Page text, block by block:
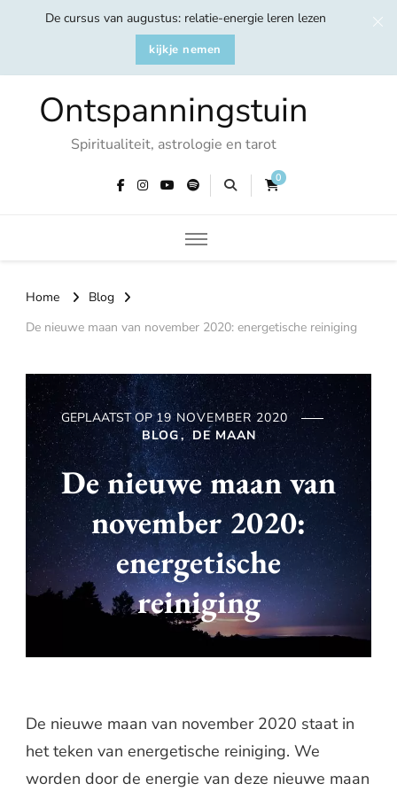
De cursus van augustus: relatie-energie leren lezen
kijkje nemen
Ontspanningstuin
Spiritualiteit, astrologie en tarot
0
Home
Blog
De nieuwe maan van november 2020: energetische reiniging
GEPLAATST OP19 NOVEMBER 2020
BLOG
DE MAAN
De nieuwe maan van
november 2020:
energetische
reiniging
De nieuwe maan van november 2020 staat in
het teken van energetische reiniging. We
worden door de energie van deze nieuwe maan